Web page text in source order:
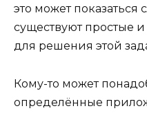
это может
существуют простые
для решения этой
Кому-то может
определённые